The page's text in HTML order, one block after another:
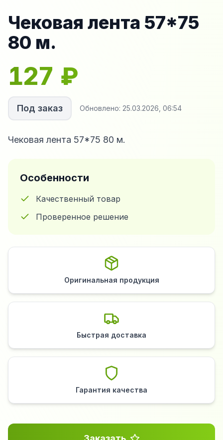
Чековая лента 57*75
80 м.
127 ₽
Под заказ Обновлено: 25.03.2026, 06:54
Чековая лента 57*75 80 м.
Особенности
Качественный товар
Проверенное решение
Оригинальная продукция
Быстрая доставка
Гарантия качества